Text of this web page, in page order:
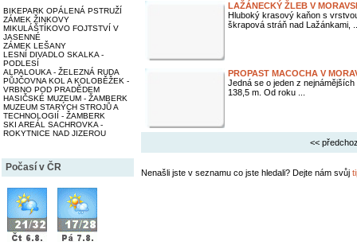
BIKEPARK OPÁLENÁ PSTRUŽÍ
ZÁMEK ŽINKOVY
MIKULÁŠTÍKOVO FOJTSTVÍ V
JASENNÉ
ZÁMEK LEŠANY
LESNÍ DIVADLO SKALKA -
PODLESÍ
ALPALOUKA - ŽELEZNÁ RUDA
PŮJČOVNA KOL A KOLOBĚŽEK -
VRBNO POD PRADĚDEM
HASIČSKÉ MUZEUM - ŽAMBERK
MUZEUM STARÝCH STROJŮ A
TECHNOLOGIÍ - ŽAMBERK
SKI AREÁL SACHROVKA -
ROKYTNICE NAD JIZEROU
Počasí v ČR
LAŽÁNECKÝ ŽLEB V
Hluboký krasový kaňon s
škrapová stráň nad Lažánkami,
PROPAST MACOCHA V
Jedná se o jeden z
138,5 m. Od roku ...
<<
Nenašli jste v seznamu co jste hledali? Dejte nám svůj